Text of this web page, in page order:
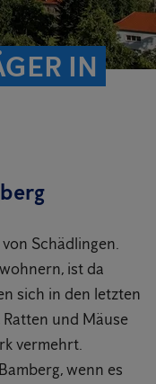
IN
Schädlingen.
ist da
sich in den letzten
Ratten und Mäuse
vermehrt.
wenn es